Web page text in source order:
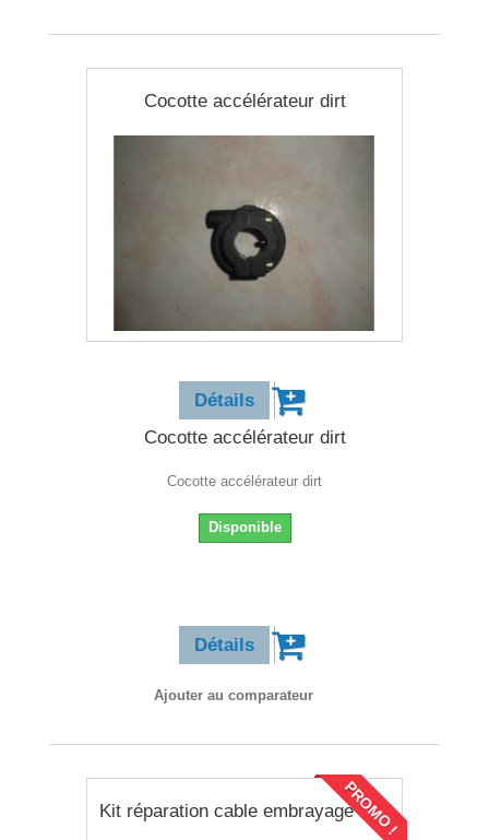
Cocotte accélérateur dirt
Détails
Cocotte accélérateur dirt
Cocotte accélérateur dirt
Disponible
Détails
Ajouter au comparateur
Kit réparation cable embrayage et...
PROMO !